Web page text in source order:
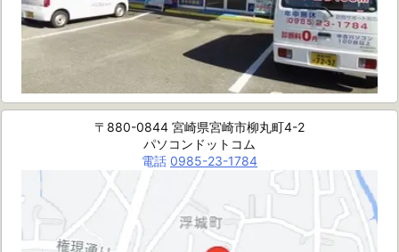
〒880-0844 宮崎県宮崎市柳丸町4-2
パソコンドットコム
電話 0985-23-1784